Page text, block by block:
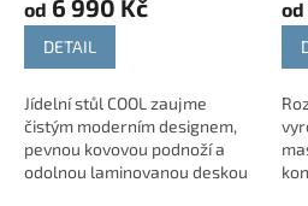
od 6 990 Kč
DETAIL
Jídelní stůl COOL zaujme
čistým moderním designem,
pevnou kovovou podnoží a
odolnou laminovanou deskou
od